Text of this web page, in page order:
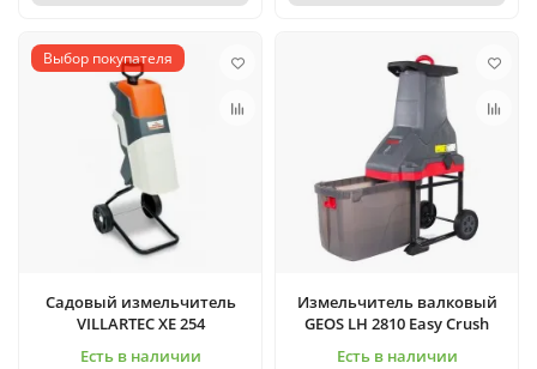
Выбор покупателя
Садовый измельчитель
VILLARTEC XE 254
Есть в наличии
Измельчитель валковый
GEOS LH 2810 Easy Crush
Есть в наличии